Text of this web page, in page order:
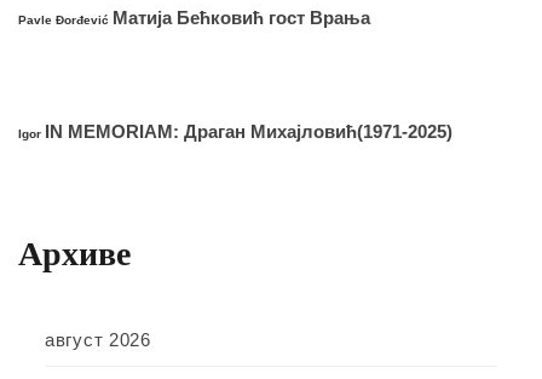
Pavle Đorđević Матија Бећковић гост Врања
Igor IN MEMORIAM: Драган Михајловић(1971-2025)
Архиве
август 2026